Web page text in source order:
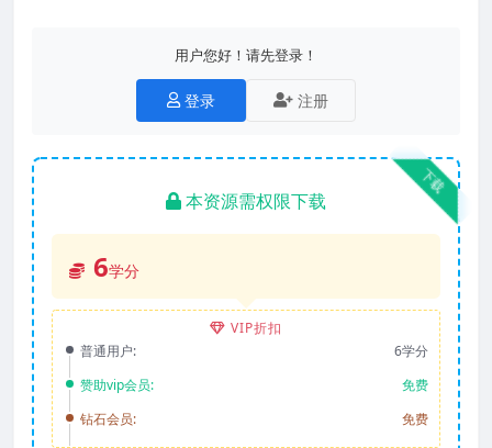
用户您好！请先登录！
登录 注册
下载
本资源需权限下载
6学分
VIP折扣
普通用户:
6学分
赞助vip会员:
免费
钻石会员:
免费